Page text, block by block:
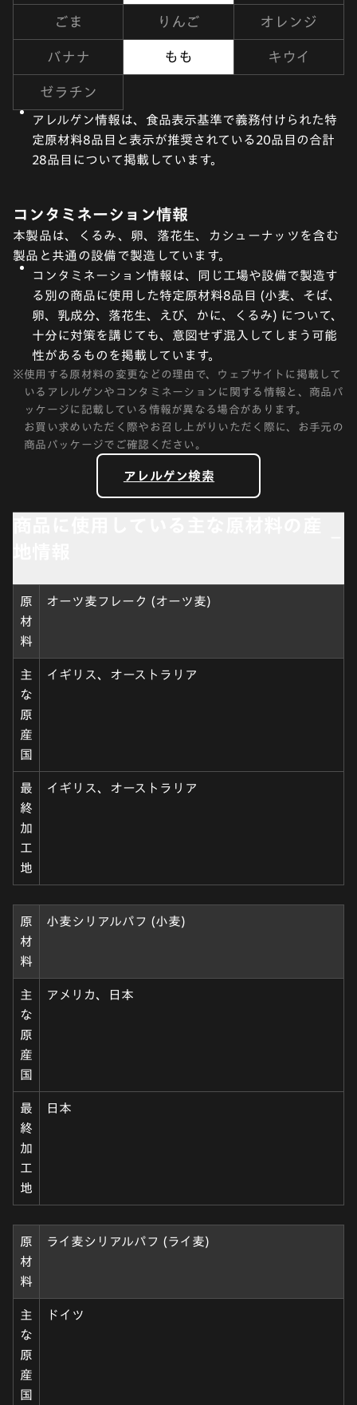
ごま りんご オレンジ
バナナ もも キウイ
ゼラチン
アレルゲン情報は、食品表示基準で義務付けられた特
定原材料8品目と表示が推奨されている20品目の合計
28品目について掲載しています。
コンタミネーション情報
本製品は、くるみ、卵、落花生、カシューナッツを含む
製品と共通の設備で製造しています。
コンタミネーション情報は、同じ工場や設備で製造す
る別の商品に使用した特定原材料8品目 (小麦、そば、
卵、乳成分、落花生、えび、かに、くるみ) について、
十分に対策を講じても、意図せず混入してしまう可能
性があるものを掲載しています。
※使用する原材料の変更などの理由で、ウェブサイトに掲載して
いるアレルゲンやコンタミネーションに関する情報と、商品パ
ッケージに記載している情報が異なる場合があります。
お買い求めいただく際やお召し上がりいただく際に、お手元の
商品パッケージでご確認ください。
アレルゲン検索
原
材
料
オーツ麦フレーク (オーツ麦)
主
な
原
産
国
イギリス、オーストラリア
最
終
加
工
地
イギリス、オーストラリア
原
材
料
小麦シリアルパフ (小麦)
主
な
原
産
国
アメリカ、日本
最
終
加
工
地
日本
原
材
料
ライ麦シリアルパフ (ライ麦)
主
な
原
産
国
ドイツ